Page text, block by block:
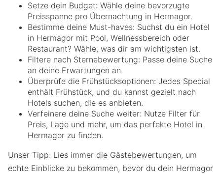
Setze dein Budget: Wähle deine bevorzugte
Preisspanne pro Übernachtung in Hermagor.
Bestimme deine Must-haves: Suchst du ein Hotel
in Hermagor mit Pool, Wellnessbereich oder
Restaurant? Wähle, was dir am wichtigsten ist.
Filtere nach Sternebewertung: Passe deine Suche
an deine Erwartungen an.
Überprüfe die Frühstücksoptionen: Jedes Special
enthält Frühstück, und du kannst gezielt nach
Hotels suchen, die es anbieten.
Verfeinere deine Suche weiter: Nutze Filter für
Preis, Lage und mehr, um das perfekte Hotel in
Hermagor zu finden.
Unser Tipp: Lies immer die Gästebewertungen, um
echte Einblicke zu bekommen, bevor du dein Hermagor